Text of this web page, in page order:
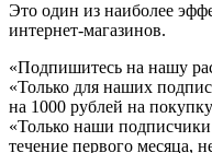
Это один из наиболее
интернет-магазинов.
«Подпишитесь на нашу
«Только для наших
на 1000 рублей на
«Только наши
течение первого месяца,